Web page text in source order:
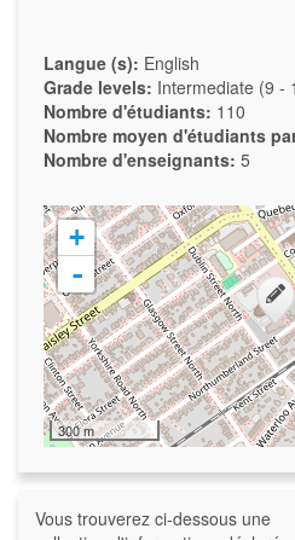
Langue (s): English
Grade levels: Intermediate (9 -
Nombre d'étudiants: 110
Nombre moyen d'étudiants
Nombre d'enseignants: 5
+
-
300 m
Vous trouverez ci-dessous une